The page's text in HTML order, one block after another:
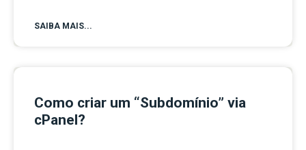
SAIBA MAIS...
Como criar um “Subdomínio” via
cPanel?